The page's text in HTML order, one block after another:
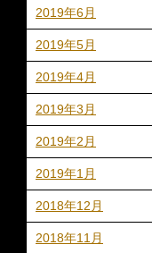
2019年6月
2019年5月
2019年4月
2019年3月
2019年2月
2019年1月
2018年12月
2018年11月